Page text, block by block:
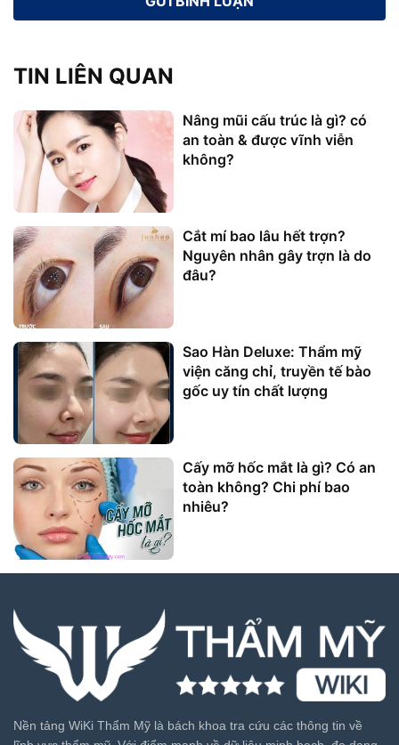
TIN LIÊN QUAN
Nâng mũi cấu trúc là gì? có
an toàn & được vĩnh viễn
không?
Cắt mí bao lâu hết trợn?
Nguyên nhân gây trợn là do
đâu?
Sao Hàn Deluxe: Thẩm mỹ
viện căng chỉ, truyền tế bào
gốc uy tín chất lượng
Cấy mỡ hốc mắt là gì? Có an
toàn không? Chi phí bao
nhiêu?
Nền tảng WiKi Thẩm Mỹ là bách khoa tra cứu các thông tin về